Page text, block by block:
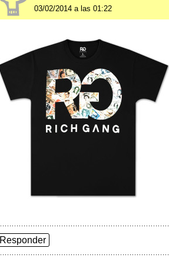
03/02/2014 a las 01:22
Responder